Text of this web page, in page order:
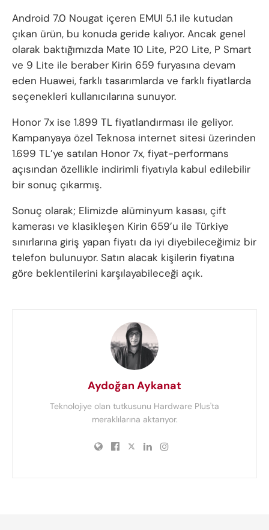
Android 7.0 Nougat içeren EMUI 5.1 ile kutudan
çıkan ürün, bu konuda geride kalıyor. Ancak genel
olarak baktığımızda Mate 10 Lite, P20 Lite, P Smart
ve 9 Lite ile beraber Kirin 659 furyasına devam
eden Huawei, farklı tasarımlarda ve farklı fiyatlarda
seçenekleri kullanıcılarına sunuyor.
Honor 7x ise 1.899 TL fiyatlandırması ile geliyor.
Kampanyaya özel Teknosa internet sitesi üzerinden
1.699 TL’ye satılan Honor 7x, fiyat-performans
açısından özellikle indirimli fiyatıyla kabul edilebilir
bir sonuç çıkarmış.
Sonuç olarak; Elimizde alüminyum kasası, çift
kamerası ve klasikleşen Kirin 659’u ile Türkiye
sınırlarına giriş yapan fiyatı da iyi diyebileceğimiz bir
telefon bulunuyor. Satın alacak kişilerin fiyatına
göre beklentilerini karşılayabileceği açık.
Aydoğan Aykanat
Teknolojiye olan tutkusunu Hardware Plus'ta
meraklılarına aktarıyor.